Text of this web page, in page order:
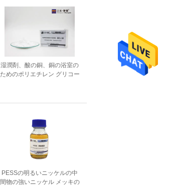
湿潤剤、酸の銅、銅の浴室の
ためのポリエチレン グリコー
PESSの明るいニッケルの中
間物の強いニッケル メッキの